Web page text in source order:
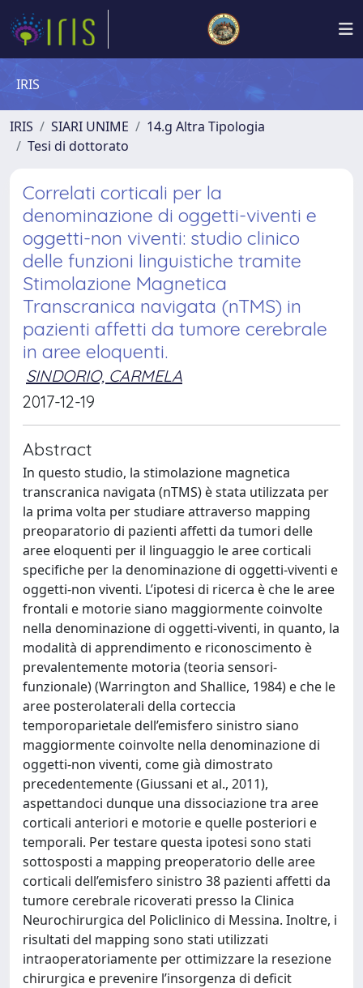
IRIS
IRIS SIARI UNIME
14.g Altra Tipologia
Tesi di dottorato
Correlati corticali per la
denominazione di oggetti-viventi e
oggetti-non viventi: studio clinico
delle funzioni linguistiche tramite
Stimolazione Magnetica
Transcranica navigata (nTMS) in
pazienti affetti da tumore cerebrale
in aree eloquenti.
SINDORIO, CARMELA
2017-12-19
Abstract
In questo studio, la stimolazione magnetica
transcranica navigata (nTMS) è stata utilizzata per
la prima volta per studiare attraverso mapping
preoparatorio di pazienti affetti da tumori delle
aree eloquenti per il linguaggio le aree corticali
specifiche per la denominazione di oggetti-viventi e
oggetti-non viventi. L’ipotesi di ricerca è che le aree
frontali e motorie siano maggiormente coinvolte
nella denominazione di oggetti-viventi, in quanto, la
modalità di apprendimento e riconoscimento è
prevalentemente motoria (teoria sensori-
funzionale) (Warrington and Shallice, 1984) e che le
aree posterolaterali della corteccia
temporoparietale dell’emisfero sinistro siano
maggiormente coinvolte nella denominazione di
oggetti-non viventi, come già dimostrato
precedentemente (Giussani et al., 2011),
aspettandoci dunque una dissociazione tra aree
corticali anteriori e motorie e quelle posteriori e
temporali. Per testare questa ipotesi sono stati
sottosposti a mapping preoperatorio delle aree
corticali dell’emisfero sinistro 38 pazienti affetti da
tumore cerebrale ricoverati presso la Clinica
Neurochirurgica del Policlinico di Messina. Inoltre, i
risultati del mapping sono stati utilizzati
intraoperatoriamente per ottimizzare la resezione
chirurgica e prevenire l’insorgenza di deficit